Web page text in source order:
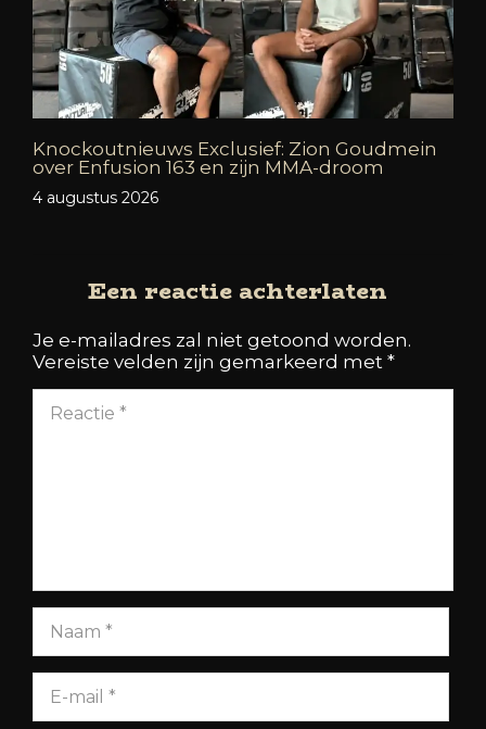
Knockoutnieuws Exclusief: Zion Goudmein
over Enfusion 163 en zijn MMA-droom
4 augustus 2026
Een reactie achterlaten
Je e-mailadres zal niet getoond worden.
Vereiste velden zijn gemarkeerd met *